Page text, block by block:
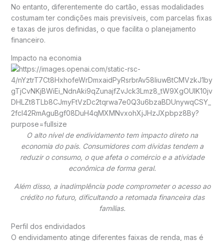
No entanto, diferentemente do cartão, essas modalidades
costumam ter condições mais previsíveis, com parcelas fixas
e taxas de juros definidas, o que facilita o planejamento
financeiro.
Impacto na economia
O alto nível de endividamento tem impacto direto na
economia do país. Consumidores com dívidas tendem a
reduzir o consumo, o que afeta o comércio e a atividade
econômica de forma geral.
Além disso, a inadimplência pode comprometer o acesso ao
crédito no futuro, dificultando a retomada financeira das
famílias.
Perfil dos endividados
O endividamento atinge diferentes faixas de renda, mas é